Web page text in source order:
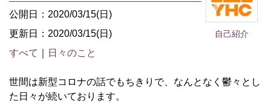
自己紹介
公開日：2020/03/15(日)
更新日：2020/03/15(日)
すべて
日々のこと
世間は新型コロナの話でもちきりで、なんとなく鬱々とし
た日々が続いております。